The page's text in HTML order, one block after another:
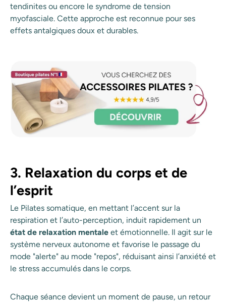
tendinites ou encore le syndrome de tension
myofasciale. Cette approche est reconnue pour ses
effets antalgiques doux et durables.
3. Relaxation du corps et de
l’esprit
Le Pilates somatique, en mettant l’accent sur la
respiration et l’auto-perception, induit rapidement un
état de relaxation mentale et émotionnelle. Il agit sur le
système nerveux autonome et favorise le passage du
mode "alerte" au mode "repos", réduisant ainsi l’anxiété et
le stress accumulés dans le corps.
Chaque séance devient un moment de pause, un retour